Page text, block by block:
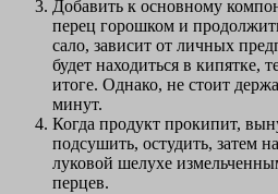
Добавить к основному
перец горошком и
сало, зависит от личных
будет находиться в кипятке,
итоге. Однако, не стоит
минут.
Когда продукт прокипит,
подсушить, остудить, затем
луковой шелухе
перцев.